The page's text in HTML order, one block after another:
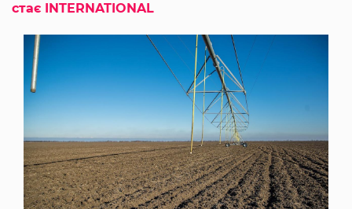
стає INTERNATIONAL